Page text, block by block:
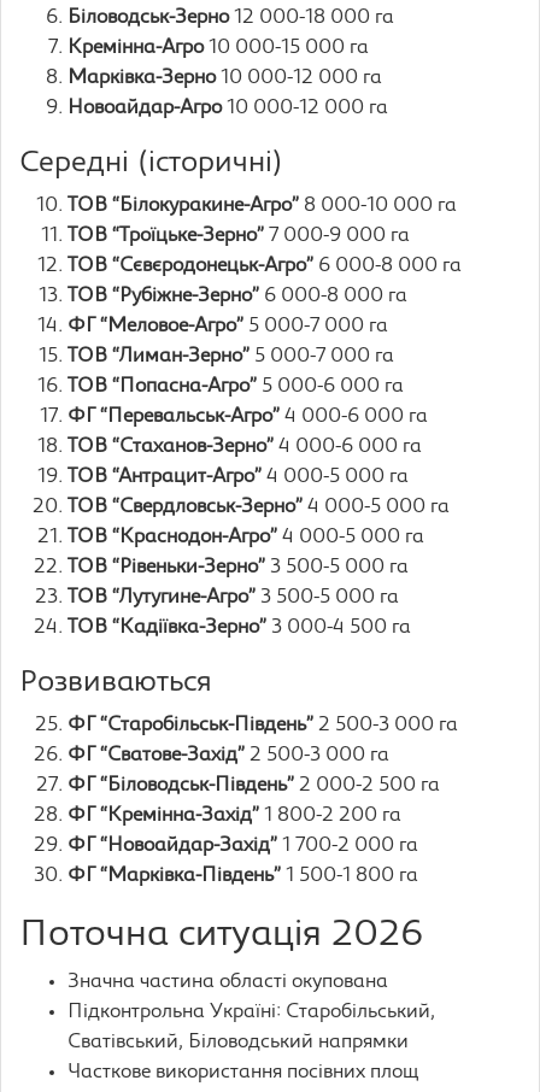
Біловодськ-Зерно12 000-18 000 га
Кремінна-Агро10 000-15 000 га
Марківка-Зерно10 000-12 000 га
Новоайдар-Агро10 000-12 000 га
Середні (історичні)
ТОВ “Білокуракине-Агро” 8 000-10 000 га
ТОВ “Троїцьке-Зерно” 7 000-9 000 га
ТОВ “Сєвєродонецьк-Агро” 6 000-8 000 га
ТОВ “Рубіжне-Зерно” 6 000-8 000 га
ФГ “Меловое-Агро” 5 000-7 000 га
ТОВ “Лиман-Зерно” 5 000-7 000 га
ТОВ “Попасна-Агро” 5 000-6 000 га
ФГ “Перевальськ-Агро” 4 000-6 000 га
ТОВ “Стаханов-Зерно” 4 000-6 000 га
ТОВ “Антрацит-Агро” 4 000-5 000 га
ТОВ “Свердловськ-Зерно” 4 000-5 000 га
ТОВ “Краснодон-Агро” 4 000-5 000 га
ТОВ “Рівеньки-Зерно” 3 500-5 000 га
ТОВ “Лутугине-Агро” 3 500-5 000 га
ТОВ “Кадіївка-Зерно” 3 000-4 500 га
Розвиваються
ФГ “Старобільськ-Південь” 2 500-3 000 га
ФГ “Сватове-Захід” 2 500-3 000 га
ФГ “Біловодськ-Південь” 2 000-2 500 га
ФГ “Кремінна-Захід” 1 800-2 200 га
ФГ “Новоайдар-Захід” 1 700-2 000 га
ФГ “Марківка-Південь” 1 500-1 800 га
Поточна ситуація 2026
Значна частина області окупована
Підконтрольна Україні: Старобільський,
Сватівський, Біловодський напрямки
Часткове використання посівних площ